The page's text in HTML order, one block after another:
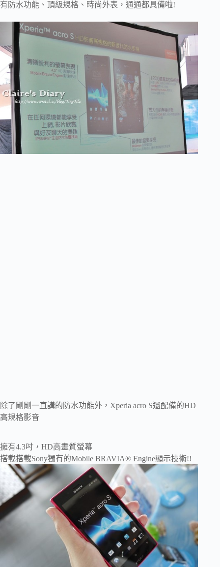
有防水功能、頂級規格、時尚外表，通通都具備啦!
除了剛剛一直講的防水功能外， Xperia acro S還配備的HD
高規格影音
擁有4.3吋，HD高畫質螢幕
搭載搭載Sony獨有的Mobile BRAVIA® Engine顯示技術!!